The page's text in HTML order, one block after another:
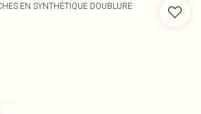
EN SYNTHÉTIQUE DOUBLURE